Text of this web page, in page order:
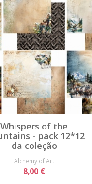
Whispers of the
- pack 12*12
da coleção
Alchemy of Art
8,00 €